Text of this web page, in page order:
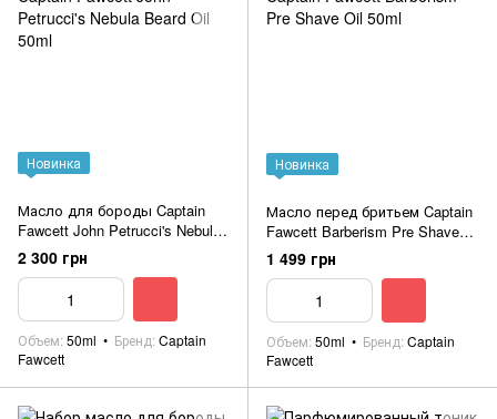
Новинка
Масло для бороды Captain
Fawcett John Petrucci's Nebula
Beard Oil 50ml
2 300 грн
Объем 50ml Бренд Captain
Fawcett
Новинка
Масло перед бритьем Captain
Fawcett Barberism Pre Shave
Oil 50ml
1 499 грн
Объем 50ml Бренд Captain
Fawcett